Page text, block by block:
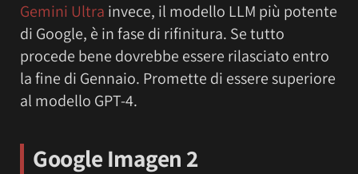
Gemini Ultra invece, il modello LLM più potente
di Google, è in fase di rifinitura. Se tutto
procede bene dovrebbe essere rilasciato entro
la fine di Gennaio. Promette di essere superiore
al modello GPT-4.
Google Imagen 2